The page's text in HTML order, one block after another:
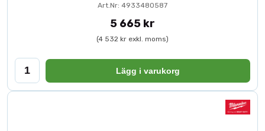
Art.Nr: 4933480587
5 665 kr
(4 532 kr exkl. moms)
Lägg i varukorg